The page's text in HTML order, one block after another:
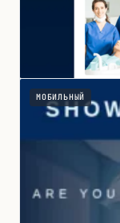
МОБИЛЬНЫЙ